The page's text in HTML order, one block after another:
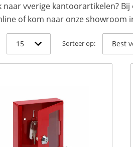
naar vverige kantoorartikelen?
of kom naar onze showroom
Sorteer op: